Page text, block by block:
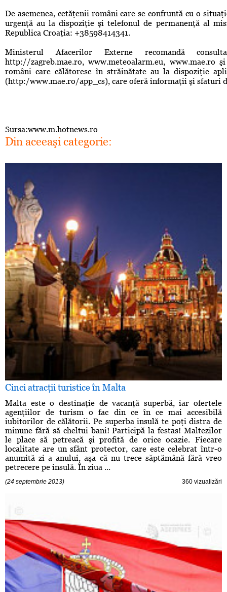
De asemenea, cetăţenii români care se confruntă cu o
urgenţă au la dispoziţie şi telefonul de permanenţă al
Republica Croaţia: +38598414341.
Ministerul Afacerilor Externe recomandă
http://zagreb.mae.ro, www.meteoalarm.eu, www.mae.ro
români care călătoresc în străinătate au la dispoziţie
(http:/www.mae.ro/app_cs), care oferă informaţii şi sfaturi
Sursa:www.m.hotnews.ro
Din aceeaşi categorie:
Cinci atracţii turistice în Malta
Malta este o destinaţie de vacanţă superbă, iar ofertele
agenţiilor de turism o fac din ce în ce mai accesibilă
iubitorilor de călătorii. Pe superba insulă te poţi distra de
minune fără să cheltui bani! Participă la festas! Maltezilor
le place să petreacă şi profită de orice ocazie. Fiecare
localitate are un sfânt protector, care este celebrat într-o
anumită zi a anului, aşa că nu trece săptămână fără vreo
petrecere pe insulă. În ziua ...
(24 septembrie 2013) 360 vizualizări